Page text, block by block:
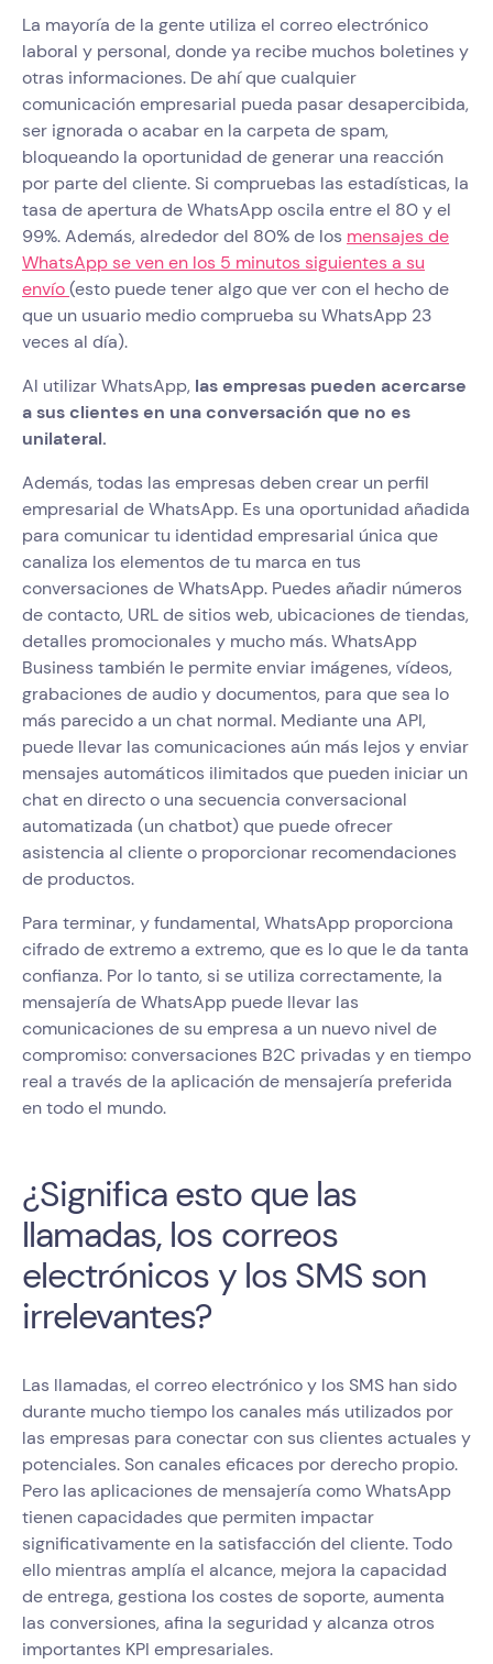
La mayoría de la gente utiliza el correo electrónico
laboral y personal, donde ya recibe muchos boletines y
otras informaciones. De ahí que cualquier
comunicación empresarial pueda pasar desapercibida,
ser ignorada o acabar en la carpeta de spam,
bloqueando la oportunidad de generar una reacción
por parte del cliente. Si compruebas las estadísticas, la
tasa de apertura de WhatsApp oscila entre el 80 y el
99%. Además, alrededor del 80% de los mensajes de
WhatsApp se ven en los 5 minutos siguientes a su
envío(esto puede tener algo que ver con el hecho de
que un usuario medio comprueba su WhatsApp 23
veces al día).
Al utilizar WhatsApp, las empresas pueden acercarse
a sus clientes en una conversación que no es
unilateral.
Además, todas las empresas deben crear un perfil
empresarial de WhatsApp. Es una oportunidad añadida
para comunicar tu identidad empresarial única que
canaliza los elementos de tu marca en tus
conversaciones de WhatsApp. Puedes añadir números
de contacto, URL de sitios web, ubicaciones de tiendas,
detalles promocionales y mucho más. WhatsApp
Business también le permite enviar imágenes, vídeos,
grabaciones de audio y documentos, para que sea lo
más parecido a un chat normal. Mediante una API,
puede llevar las comunicaciones aún más lejos y enviar
mensajes automáticos ilimitados que pueden iniciar un
chat en directo o una secuencia conversacional
automatizada (un chatbot) que puede ofrecer
asistencia al cliente o proporcionar recomendaciones
de productos.
Para terminar, y fundamental, WhatsApp proporciona
cifrado de extremo a extremo, que es lo que le da tanta
confianza. Por lo tanto, si se utiliza correctamente, la
mensajería de WhatsApp puede llevar las
comunicaciones de su empresa a un nuevo nivel de
compromiso: conversaciones B2C privadas y en tiempo
real a través de la aplicación de mensajería preferida
en todo el mundo.
¿Significa esto que las
llamadas, los correos
electrónicos y los SMS son
irrelevantes?
Las llamadas, el correo electrónico y los SMS han sido
durante mucho tiempo los canales más utilizados por
las empresas para conectar con sus clientes actuales y
potenciales. Son canales eficaces por derecho propio.
Pero las aplicaciones de mensajería como WhatsApp
tienen capacidades que permiten impactar
significativamente en la satisfacción del cliente. Todo
ello mientras amplía el alcance, mejora la capacidad
de entrega, gestiona los costes de soporte, aumenta
las conversiones, afina la seguridad y alcanza otros
importantes KPI empresariales.